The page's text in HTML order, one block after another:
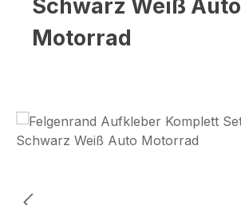
Schwarz Weiß Auto
Motorrad
Bildergalerie überspringen